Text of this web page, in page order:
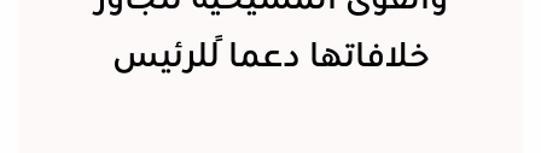
خلافاتها دعماً للرئيس